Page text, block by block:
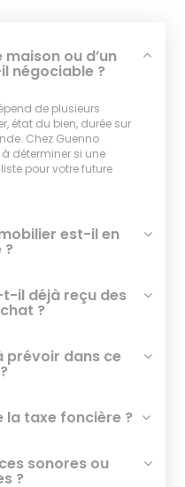
maison ou d’un
négociable ?
de plusieurs
état du bien, durée sur
Chez Guenno
déterminer si une
pour votre future
est-il en
?
il déjà reçu des
?
prévoir dans ce
la taxe foncière ?
sonores ou
?